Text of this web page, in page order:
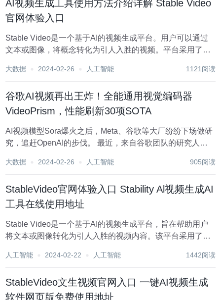
AI视频生成工具使用方法介绍详解 Stable Video
官网体验入口
Stable Video是一个基于AI的视频生成平台。用户可以通过
文本或图像，将概念转化为引人入胜的视频。平台采用了最
商业宣传视频、教学视频、演示视频等。优势是生成速度
大数据 2024-02-26 人工智能 1121阅读
谷歌AI视频再出王炸！全能通用视觉编码器
VideoPrism，性能刷新30项SOTA
AI视频模型Sora爆火之后，Meta、谷歌等大厂纷纷下场做研
究，追赶OpenAI的步伐。 最近，来自谷歌团队的研究人员
一冻结模型，处理各种视频理解任务。 图片 论文地址：
大数据 2024-02-26 人工智能 905阅读
StableVideo官网体验入口 Stability Al视频生成AI
工具在线使用地址
Stable Video是一个基于AI的视频生成平台，旨在帮助用户
将文本或图像转化为引人入胜的视频内容。该平台采用了领
商业宣传、教学培训和演示等视频。用户只需提供相关内
人工智能 2024-02-22 人工智能 1442阅读
StableVideo文生视频官网入口 一键AI视频生成
软件网页版免费使用地址